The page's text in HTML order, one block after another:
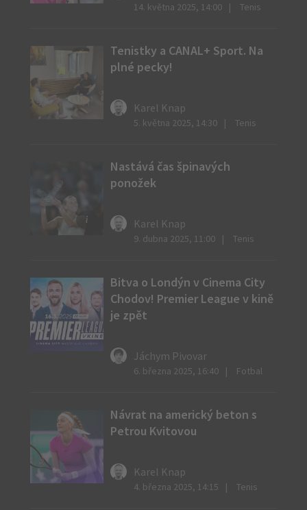
14. května 2025, 14:00 Tenis
Tenistky a CANAL+ Sport. Na
plné pecky!
Karel Knap
5. května 2025, 14:30 Tenis
s
trofejí
v
Madridu.
Nastává čas špinavých
ponožek
Karel Knap
9. dubna 2025, 11:00 Tenis
Bitva o Londýn v Cinema City
Chodov! Premier League v kině
je zpět
Jáchym Pivovar
6. března 2025, 16:40 Fotbal
Návrat na americký beton s
Petrou Kvitovou
Karel Knap
4. března 2025, 14:15 Tenis